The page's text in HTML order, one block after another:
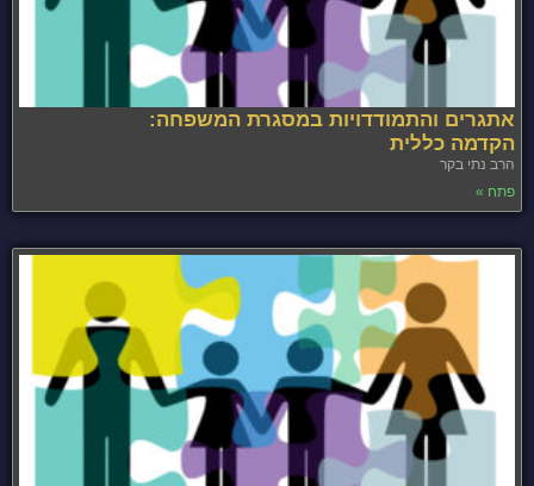
אתגרים והתמודדויות במסגרת המשפחה:
הקדמה כללית
הרב נתי בקר
פתח »